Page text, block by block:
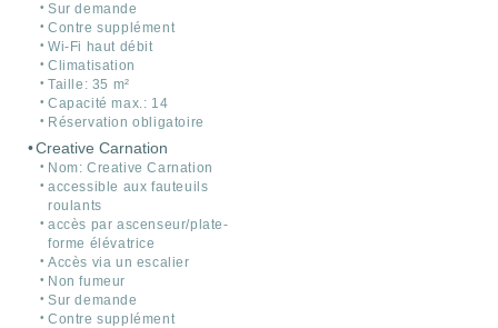
Sur demande
Contre supplément
Wi-Fi haut débit
Climatisation
Taille: 35 m²
Capacité max.: 14
Réservation obligatoire
Creative Carnation
Nom: Creative Carnation
accessible aux fauteuils
roulants
accès par ascenseur/plate-
forme élévatrice
Accès via un escalier
Non fumeur
Sur demande
Contre supplément